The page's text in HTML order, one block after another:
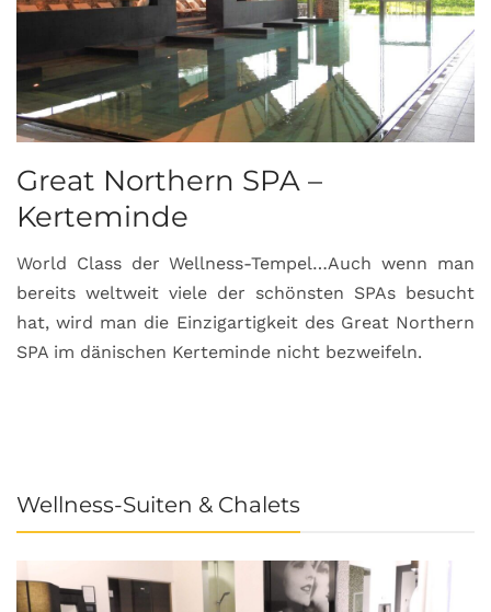
Great Northern SPA –
Kerteminde
World Class der Wellness-Tempel…Auch wenn man
bereits weltweit viele der schönsten SPAs besucht
hat, wird man die Einzigartigkeit des Great Northern
SPA im dänischen Kerteminde nicht bezweifeln.
Wellness-Suiten & Chalets